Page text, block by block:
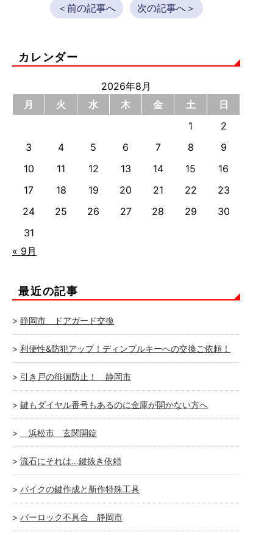
＜前の記事へ 次の記事へ＞
カレンダー
2026年8月
月
火 水 木 金 土
日
1
2
3
4 5 6 7 8
9
10
11 12 13 14 15
16
17
18 19 20 21 22
23
24
25 26 27 28 29
30
31
« 9月
最近の記事
静岡市 ドアガード交換
利便性&防犯アップ！ディンプルキーへの交換ご依頼！
引き戸の徘徊防止！ 静岡市
鍵もダイヤル番号もあるのに金庫が開かない方へ
浜松市 玄関開錠
流石にそれは…鍵抜き依頼
バイクの鍵作成と新作特殊工具
バーロック不具合 静岡市